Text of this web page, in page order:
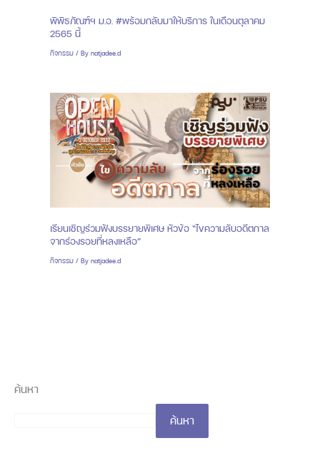
พิพิธภัณฑ์ฯ ม.อ. #พร้อมกลับมาให้บริการ ในเดือนตุลาคม
2565 นี้
กิจกรรม / By natjadee.d
เรียนเชิญร่วมฟังบรรยายพิเศษ หัวข้อ “ไขความลับอดีตกาล
จากร่องรอยที่หลงเหลือ”
กิจกรรม / By natjadee.d
ค้นหา
ค้นหา